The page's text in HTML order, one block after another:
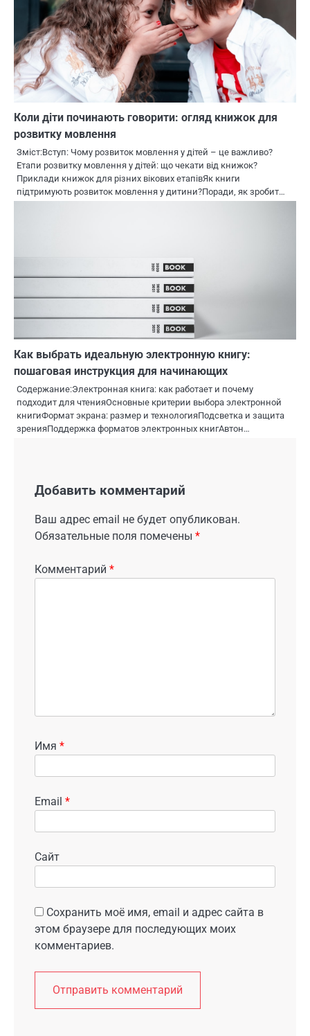
Коли діти починають говорити: огляд книжок для
розвитку мовлення
Зміст:Вступ: Чому розвиток мовлення у дітей – це важливо?
Етапи розвитку мовлення у дітей: що чекати від книжок?
Приклади книжок для різних вікових етапівЯк книги
підтримують розвиток мовлення у дитини?Поради, як зробит…
Как выбрать идеальную электронную книгу:
пошаговая инструкция для начинающих
Содержание:Электронная книга: как работает и почему
подходит для чтенияОсновные критерии выбора электронной
книгиФормат экрана: размер и технологияПодсветка и защита
зренияПоддержка форматов электронных книгАвтон…
Добавить комментарий
Ваш адрес email не будет опубликован.
Обязательные поля помечены *
Комментарий *
Имя *
Email *
Сайт
Сохранить моё имя, email и адрес сайта в
этом браузере для последующих моих
комментариев.